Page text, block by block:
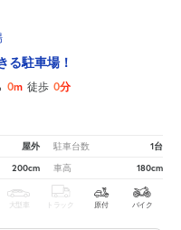
る駐車場！
0m 徒歩 0分
屋外 駐車台数 1台
200cm 車高 180cm
大型車 トラック 原付 バイク